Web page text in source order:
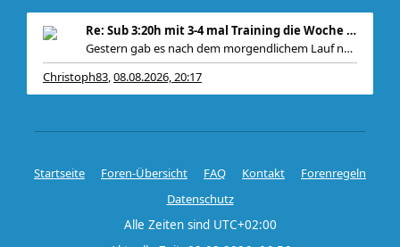
Re: Sub 3:20h mit 3-4 mal Training die Woche machb
Gestern gab es nach dem morgendlichem Lauf noch
Christoph83,08.08.2026, 20:17
Startseite Foren-Übersicht FAQ Kontakt
Forenregeln
Datenschutz
Alle Zeiten sind UTC+02:00